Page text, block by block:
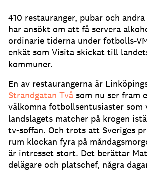
410 restauranger, pubar och
har ansökt om att få servera
ordinarie tiderna under fotbolls-
enkät som Visita skickat till
kommuner.
En av restaurangerna är
Strandgatan Två som nu ser fram
välkomna fotbollsentusiaster
landslagets matcher på krogen
tv-soffan. Och trots att Sveriges
rum klockan fyra på
är intresset stort. Det berättar
delägare och platschef, några